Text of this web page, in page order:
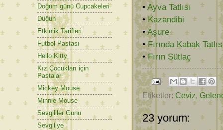
•Ayva Tatlısı
•Kazandibi
•Aşure
•Fırında Kabak
•Fırın Sütlaç
Etiketler: Ceviz,
23 yorum:
Doğum günü Cupcakeleri
Düğün
Etkinlik Tarifleri
Futbol Pastası
Hello Kitty
Kız Çocukları için
Pastalar
Mickey Mouse
Minnie Mouse
Sevgililer Günü
Sevgiliye